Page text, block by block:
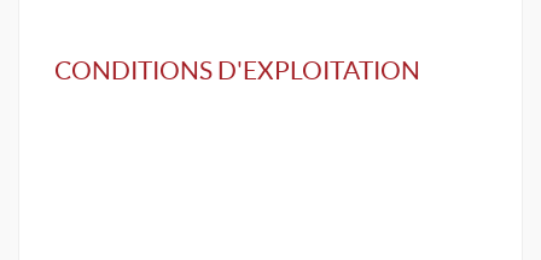
CONDITIONS D'EXPLOITATION